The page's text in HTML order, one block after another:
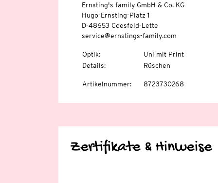
Ernsting's family GmbH & Co. KG
Hugo-Ernsting-Platz 1
D-48653 Coesfeld-Lette
service@ernstings-family.com
Optik:
Uni mit Print
Details: Rüschen
Artikelnummer: 8723730268
Zertifikate & Hinweise